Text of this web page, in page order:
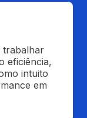
trabalhar
eficiência,
intuito
em